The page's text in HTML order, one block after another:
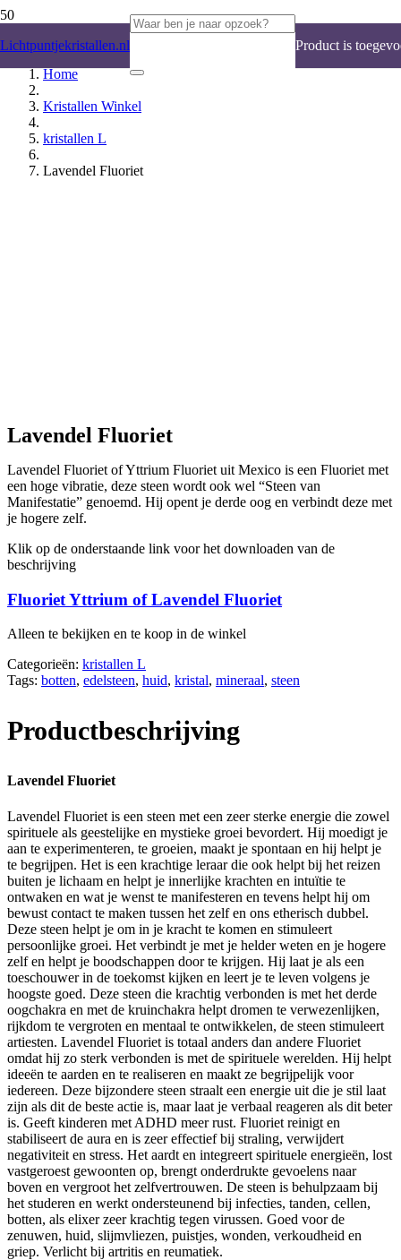
Lichtpuntjekristallen.nl Product is
Home
Kristallen Winkel
kristallen L
Lavendel Fluoriet
Lavendel Fluoriet
Lavendel Fluoriet of Yttrium Fluoriet uit Mexico is een Fluoriet met
een hoge vibratie, deze steen wordt ook wel “Steen van
Manifestatie” genoemd. Hij opent je derde oog en verbindt deze met
je hogere zelf.
Klik op de onderstaande link voor het downloaden van de
beschrijving
Fluoriet Yttrium of Lavendel Fluoriet
Alleen te bekijken en te koop in de winkel
Categorieën: kristallen L
Tags: botten, edelsteen, huid, kristal, mineraal, steen
Productbeschrijving
Lavendel Fluoriet
Lavendel Fluoriet is een steen met een zeer sterke energie die zowel
spirituele als geestelijke en mystieke groei bevordert. Hij moedigt je
aan te experimenteren, te groeien, maakt je spontaan en hij helpt je
te begrijpen. Het is een krachtige leraar die ook helpt bij het reizen
buiten je lichaam en helpt je innerlijke krachten en intuïtie te
ontwaken en wat je wenst te manifesteren en tevens helpt hij om
bewust contact te maken tussen het zelf en ons etherisch dubbel.
Deze steen helpt je om in je kracht te komen en stimuleert
persoonlijke groei. Het verbindt je met je helder weten en je hogere
zelf en helpt je boodschappen door te krijgen. Hij laat je als een
toeschouwer in de toekomst kijken en leert je te leven volgens je
hoogste goed. Deze steen die krachtig verbonden is met het derde
oogchakra en met de kruinchakra helpt dromen te verwezenlijken,
rijkdom te vergroten en mentaal te ontwikkelen, de steen stimuleert
artiesten. Lavendel Fluoriet is totaal anders dan andere Fluoriet
omdat hij zo sterk verbonden is met de spirituele werelden. Hij helpt
ideeën te aarden en te realiseren en maakt ze begrijpelijk voor
iedereen. Deze bijzondere steen straalt een energie uit die je stil laat
zijn als dit de beste actie is, maar laat je verbaal reageren als dit beter
is. Geeft kinderen met ADHD meer rust. Fluoriet reinigt en
stabiliseert de aura en is zeer effectief bij straling, verwijdert
negativiteit en stress. Het aardt en integreert spirituele energieën, lost
vastgeroest gewoonten op, brengt onderdrukte gevoelens naar
boven en vergroot het zelfvertrouwen. De steen is behulpzaam bij
het studeren en werkt ondersteunend bij infecties, tanden, cellen,
botten, als elixer zeer krachtig tegen virussen. Goed voor de
zenuwen, huid, slijmvliezen, puistjes, wonden, verkoudheid en
griep. Verlicht bij artritis en reumatiek.